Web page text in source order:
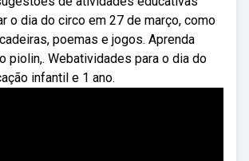
o dia do circo em 27 de março, como
poemas e jogos. Aprenda
piolin,. Webatividades para o dia do
infantil e 1 ano.